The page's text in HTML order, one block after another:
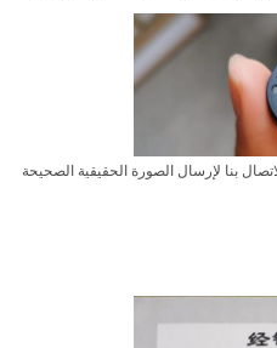
بنا لإرسال الصورة الحقيقية الصحيحة